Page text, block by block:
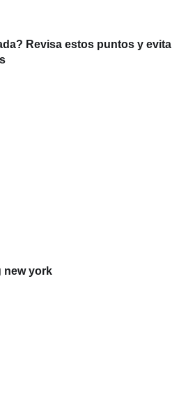
Revisa estos puntos y evita
new york